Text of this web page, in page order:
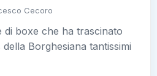
Cecoro
di boxe che ha trascinato
Borghesiana tantissimi